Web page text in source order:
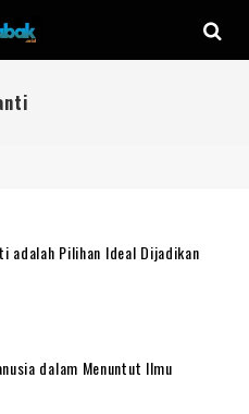
adalah Pilihan Ideal Dijadikan
dalam Menuntut Ilmu